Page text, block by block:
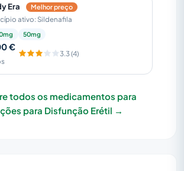
Era Melhor preço
ativo: Sildenafila
50mg
€
3.3 (4)
todos os medicamentos para
para Disfunção Erétil →